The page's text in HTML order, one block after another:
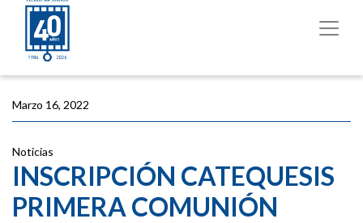
Marzo 16, 2022
Noticias
INSCRIPCIÓN CATEQUESIS
PRIMERA COMUNIÓN